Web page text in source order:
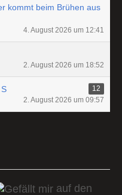
kommt beim Brühen aus
4. August 2026 um 12:41
2. August 2026 um 18:52
12
2. August 2026 um 09:57
auf den